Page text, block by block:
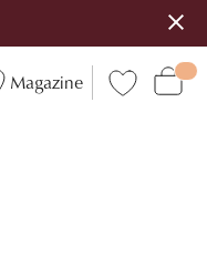
Magazine